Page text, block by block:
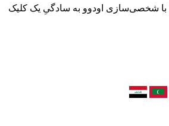
با شخصی‌سازی اودوو به سادگیِ یک کلیک